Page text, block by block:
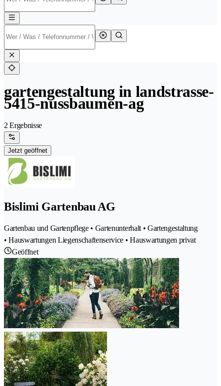
gartengestaltung in landstrasse-
5415-nussbaumen-ag
2 Ergebnisse
Jetzt geöffnet
Bislimi Gartenbau AG
Gartenbau und Gartenpflege • Gartenunterhalt • Gartengestaltung
• Hauswartungen Liegenschaftenservice • Hauswartungen privat
Geöffnet